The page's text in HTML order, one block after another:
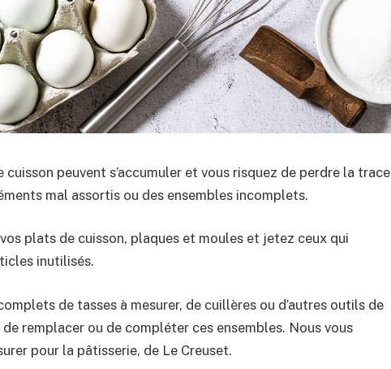
peuvent s’accumuler et vous risquez de perdre la trace
mal assortis ou des ensembles incomplets.
plats de cuisson, plaques et moules et jetez ceux qui
inutilisés.
de tasses à mesurer, de cuillères ou d’autres outils de
remplacer ou de compléter ces ensembles. Nous vous
pour la pâtisserie, de Le Creuset.